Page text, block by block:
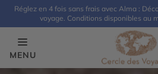
Réglez en 4 fois sans frais avec Alma :
voyage. Conditions disponibles au
MENU